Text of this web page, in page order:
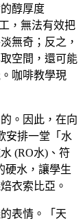
醇厚度
，無法有效把
無奇；反之，
空間，還可能
咖啡教學現
。因此，在向
安排一堂「水
(RO水)、符
硬水，讓學生
衣索比亞。
表情。「天